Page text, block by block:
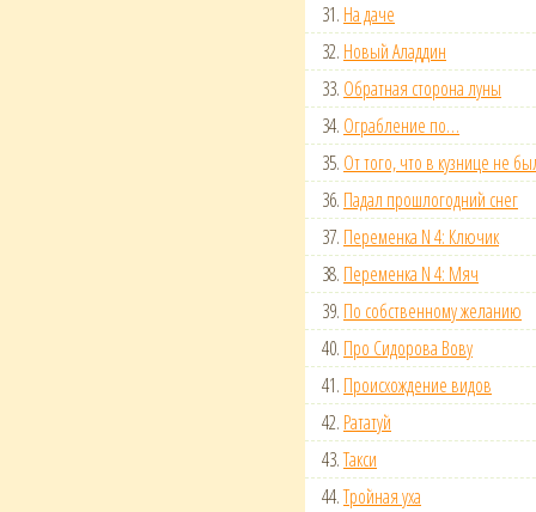
31. На даче
32. Новый Аладдин
33. Обратная сторона луны
34. Ограбление по…
35. От того, что в кузнице не
36. Падал прошлогодний снег
37. Переменка N 4: Ключик
38. Переменка N 4: Мяч
39. По собственному желанию
40. Про Сидорова Вову
41. Происхождение видов
42. Рататуй
43.Такси
44.Тройная уха